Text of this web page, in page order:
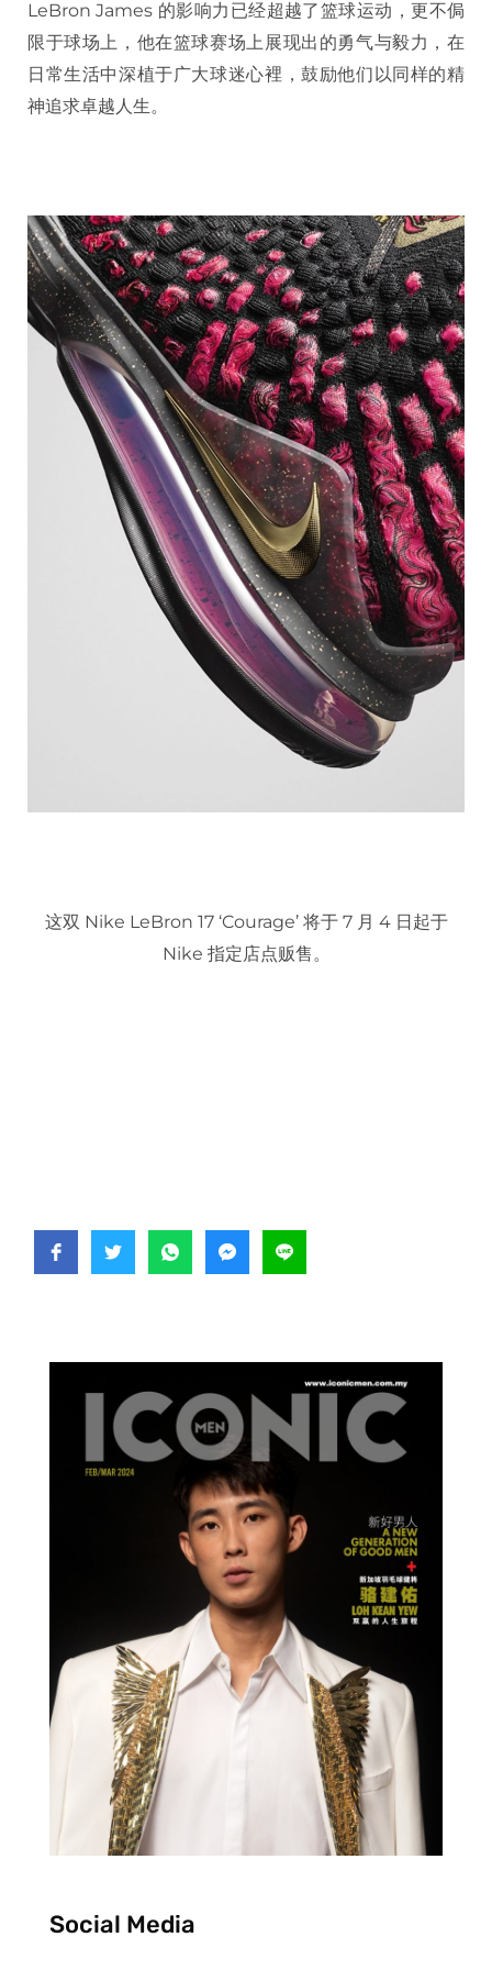
LeBron James 的影响力已经超越了篮球运动，更不侷
限于球场上，他在篮球赛场上展现出的勇气与毅力，在
日常生活中深植于广大球迷心裡，鼓励他们以同样的精
神追求卓越人生。
这双 Nike LeBron 17 ‘Courage’ 将于 7 月 4 日起于
Nike 指定店点贩售。
Social Media